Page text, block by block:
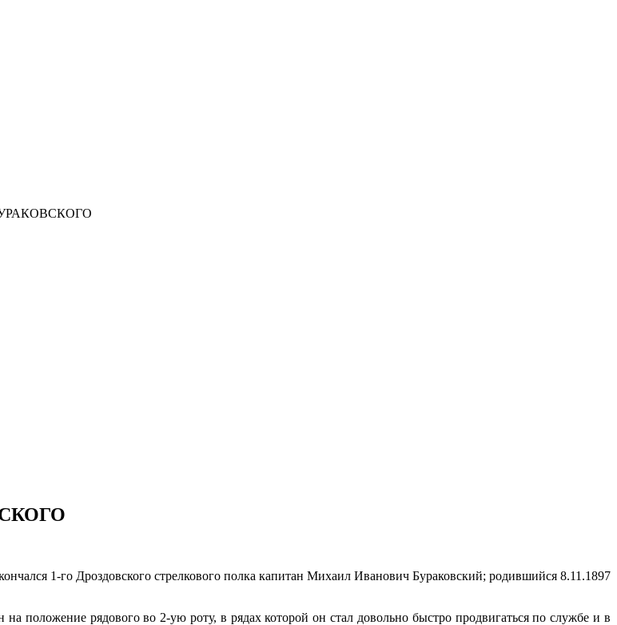
1-го Дроздовского стрелкового полка капитан Михаил Иванович Бураковский; родившийся 8.11.1897
рядового во 2-ую роту, в рядах которой он стал довольно быстро продвигаться по службе и в